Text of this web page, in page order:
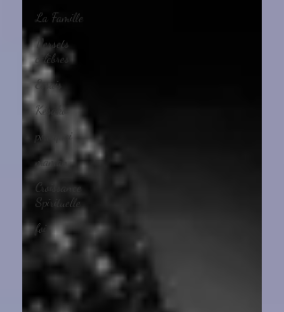
La Famille
Versets
célèbres
Essais
Késako
pourquoi
maman
Croissance
Spirituelle
foi